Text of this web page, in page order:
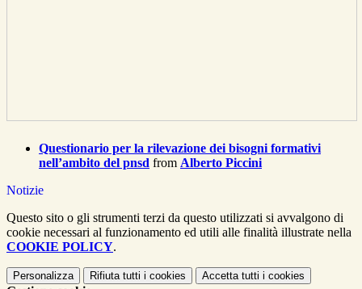
Questionario per la rilevazione dei bisogni formativi
nell’ambito del pnsd from Alberto Piccini
Notizie
Questo sito o gli strumenti terzi da questo utilizzati si avvalgono di
cookie necessari al funzionamento ed utili alle finalità illustrate nella
COOKIE POLICY.
Personalizza Rifiuta tutti i cookies Accetta tutti i cookies